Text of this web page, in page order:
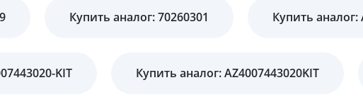
Купить аналог: 70260301 Купить аналог:
KIT Купить аналог: AZ4007443020KIT